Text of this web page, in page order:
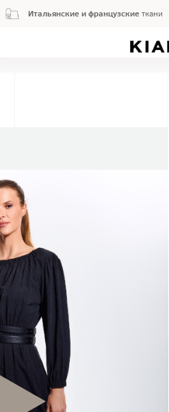
Итальянские и французскиеткани